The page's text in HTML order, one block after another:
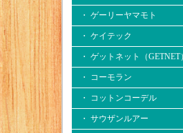
・ ゲーリーヤマモト
・ ケイテック
・ ゲットネット（GETNET
・ コーモラン
・ コットンコーデル
・ サウザンルアー